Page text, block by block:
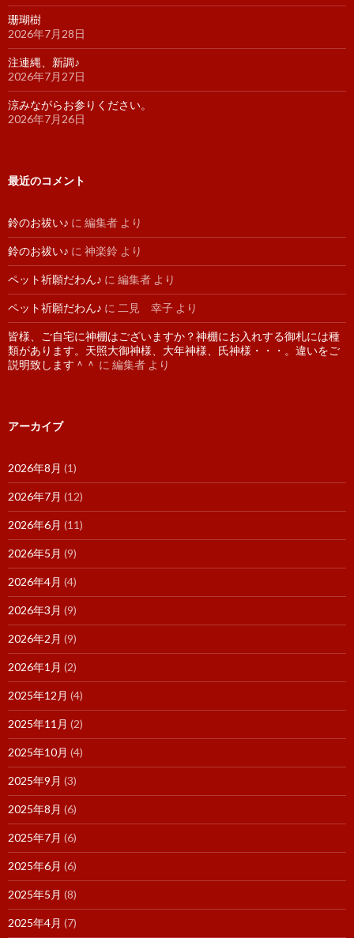
珊瑚樹
2026年7月28日
注連縄、新調♪
2026年7月27日
涼みながらお参りください。
2026年7月26日
最近のコメント
鈴のお祓い♪ に 編集者 より
鈴のお祓い♪ に 神楽鈴 より
ペット祈願だわん♪ に 編集者 より
ペット祈願だわん♪ に 二見 幸子 より
皆様、ご自宅に神棚はございますか？神棚にお入れする御札には種
類があります。天照大御神様、大年神様、氏神様・・・。違いをご
説明致します＾＾ に 編集者 より
アーカイブ
2026年8月 (1)
2026年7月 (12)
2026年6月 (11)
2026年5月 (9)
2026年4月 (4)
2026年3月 (9)
2026年2月 (9)
2026年1月 (2)
2025年12月 (4)
2025年11月 (2)
2025年10月 (4)
2025年9月 (3)
2025年8月 (6)
2025年7月 (6)
2025年6月 (6)
2025年5月 (8)
2025年4月 (7)